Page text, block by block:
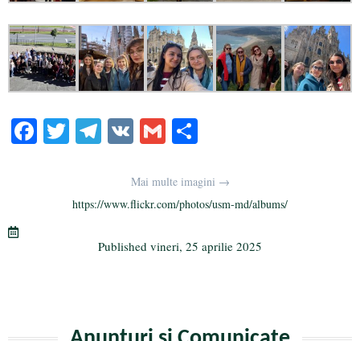
Fa T
r
Te
a
m
V G
ailaj
ea
ză
Mai multe imagini →
https://www.flickr.com/photos/usm-md/albums/
Published vineri, 25 aprilie 2025